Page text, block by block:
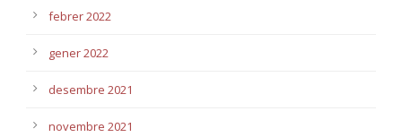
febrer 2022
gener 2022
desembre 2021
novembre 2021